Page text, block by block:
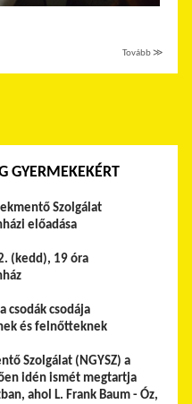
Tovább ≫
GYERMEKEKÉRT
Szolgálat
előadása
(kedd), 19 óra
csodák csodája
és felnőtteknek
Szolgálat (NGYSZ) a
idén ismét megtartja
ahol L. Frank Baum - Óz,